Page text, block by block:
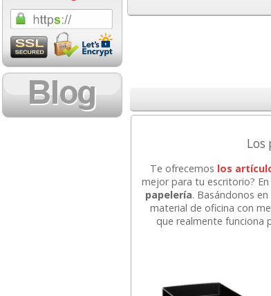
Los
Te ofrecemos los
mejor para tu escritorio?
papelería. Basándonos
material de oficina con
que realmente funciona
Cartucho HP 304 - 302
Negro, original
N9K06AE